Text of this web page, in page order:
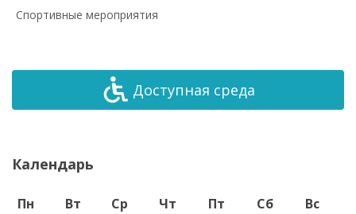
Спортивные мероприятия
Доступная среда
Календарь
Пн Вт Ср Чт Пт Сб
Вс